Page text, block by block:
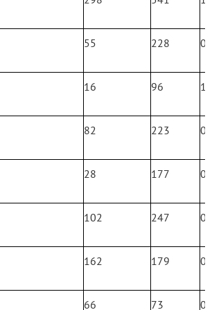
55 228 0
16 96 1
82 223 0
28 177 0
102 247 0
162 179 0
66 73 0